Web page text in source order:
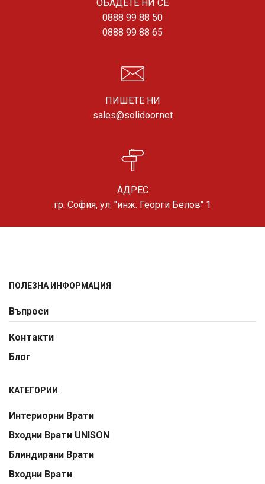
ОБАДЕТЕ НИ СЕ
0888 99 88 50
0888 99 88 65
ПИШЕТЕ НИ
sales@solidoor.net
АДРЕС
гр. София, ул. "инж. Георги Белов" 1
ПОЛЕЗНА ИНФОРМАЦИЯ
Въпроси
Контакти
Блог
КАТЕГОРИИ
Интериорни Врати
Входни Врати UNISON
Блиндирани Врати
Входни Врати